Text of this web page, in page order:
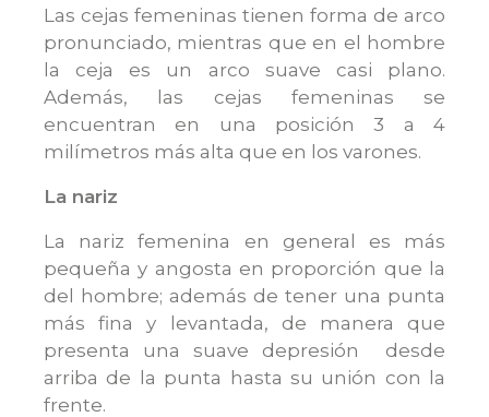
Las cejas femeninas tienen forma de arco
pronunciado, mientras que en el hombre
la ceja es un arco suave casi plano.
Además, las cejas femeninas se
encuentran en una posición 3 a 4
milímetros más alta que en los varones.
La nariz
La nariz femenina en general es más
pequeña y angosta en proporción que la
del hombre; además de tener una punta
más fina y levantada, de manera que
presenta una suave depresión desde
arriba de la punta hasta su unión con la
frente.